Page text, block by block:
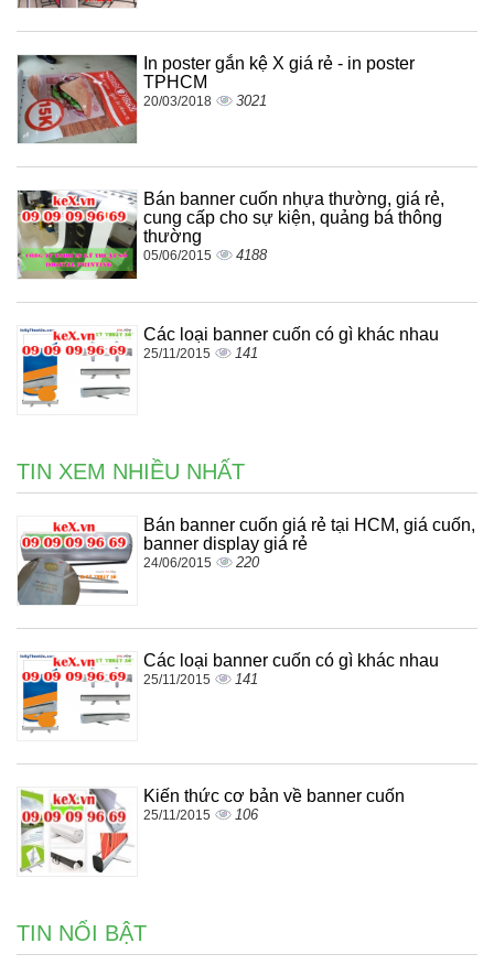
In poster gắn kệ X giá rẻ - in poster
TPHCM
20/03/2018 3021
Bán banner cuốn nhựa thường, giá rẻ,
cung cấp cho sự kiện, quảng bá thông
thường
05/06/2015 4188
Các loại banner cuốn có gì khác nhau
25/11/2015 141
TIN XEM NHIỀU NHẤT
Bán banner cuốn giá rẻ tại HCM, giá cuốn,
banner display giá rẻ
24/06/2015 220
Các loại banner cuốn có gì khác nhau
25/11/2015 141
Kiến thức cơ bản về banner cuốn
25/11/2015 106
TIN NỔI BẬT